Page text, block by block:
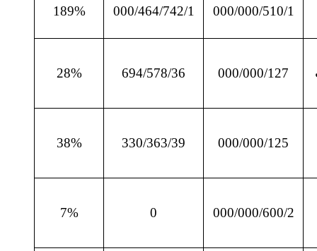
000/000/510/1
000/464/742/1
189%
000/000/127
694/578/36
28%
000/000/125
330/363/39
38%
000/000/600/2
0
7%